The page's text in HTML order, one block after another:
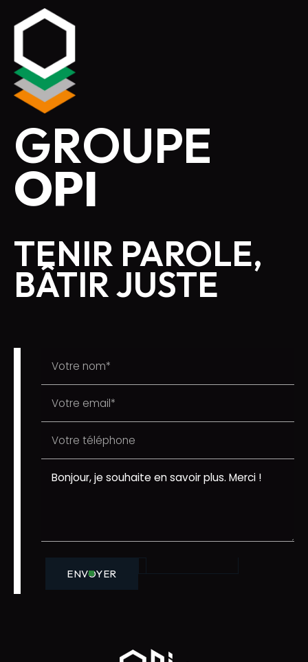
GROUPE
OPI
TENIR PAROLE,
BÂTIR JUSTE
ENVOYER